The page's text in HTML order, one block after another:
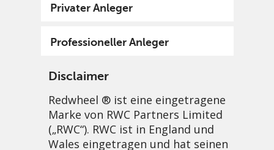
Privater Anleger
Professioneller Anleger
Disclaimer
Redwheel ® ist eine eingetragene
Marke von RWC Partners Limited
(„RWC“). RWC ist in England und
Wales eingetragen und hat seinen